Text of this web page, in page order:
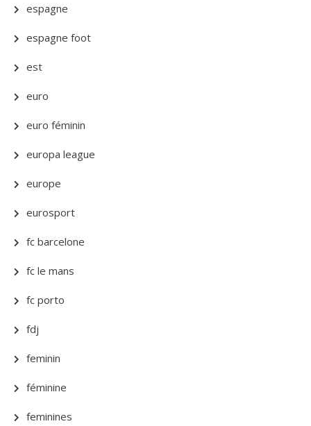
espagne
espagne foot
est
euro
euro féminin
europa league
europe
eurosport
fc barcelone
fc le mans
fc porto
fdj
feminin
féminine
feminines